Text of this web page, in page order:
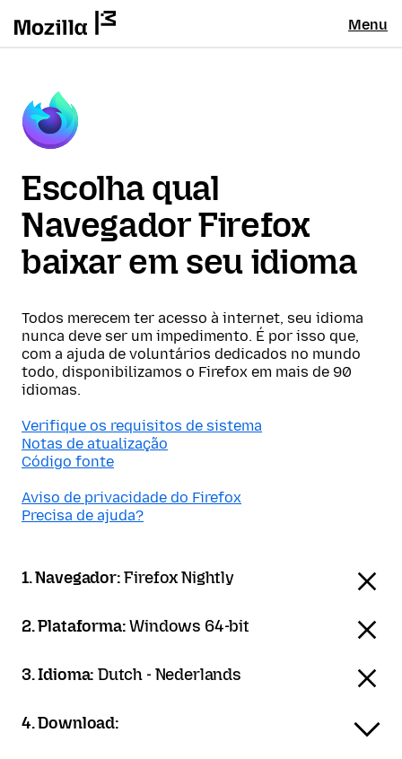
Menu
Escolha qual
Navegador Firefox
baixar em seu idioma
Todos merecem ter acesso à internet, seu idioma
nunca deve ser um impedimento. É por isso que,
com a ajuda de voluntários dedicados no mundo
todo, disponibilizamos o Firefox em mais de 90
idiomas.
Verifique os requisitos de sistema
Notas de atualização
Código fonte
Aviso de privacidade do Firefox
Precisa de ajuda?
1. Navegador:Firefox Nightly
2. Plataforma:Windows 64-bit
3. Idioma:Dutch - Nederlands
4. Download: